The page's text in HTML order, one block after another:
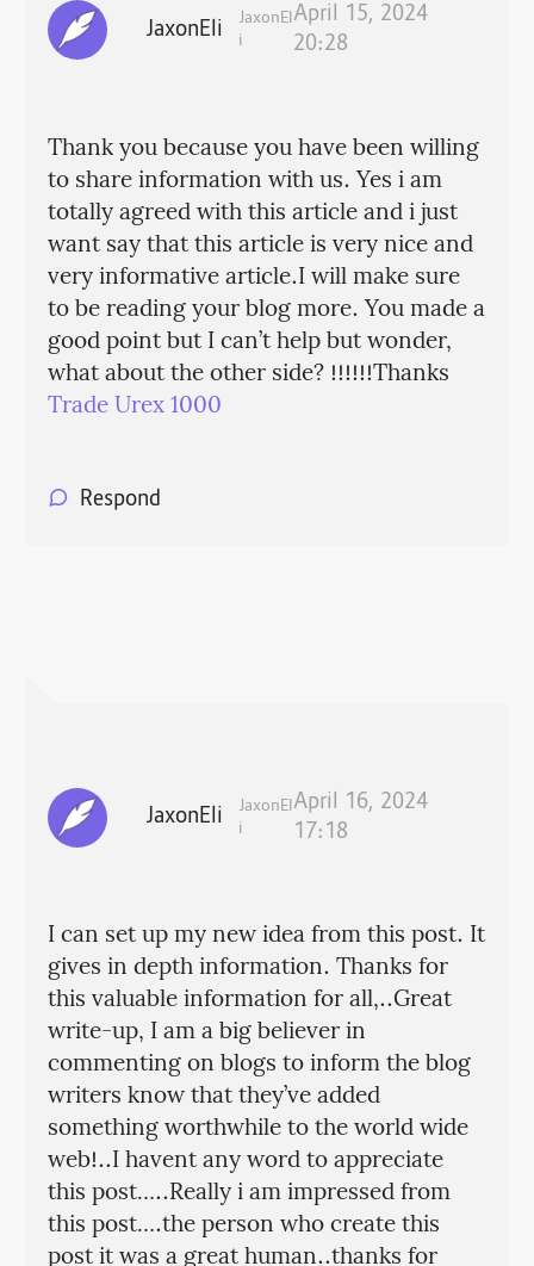
JaxonEli
JaxonEl
i
April 15, 2024
20:28
Thank you because you have been willing
to share information with us. Yes i am
totally agreed with this article and i just
want say that this article is very nice and
very informative article.I will make sure
to be reading your blog more. You made a
good point but I can’t help but wonder,
what about the other side? !!!!!!Thanks
Trade Urex 1000
Respond
JaxonEli
JaxonEl
i
April 16, 2024
17:18
I can set up my new idea from this post. It
gives in depth information. Thanks for
this valuable information for all,..Great
write-up, I am a big believer in
commenting on blogs to inform the blog
writers know that they’ve added
something worthwhile to the world wide
web!..I havent any word to appreciate
this post…..Really i am impressed from
this post….the person who create this
post it was a great human..thanks for